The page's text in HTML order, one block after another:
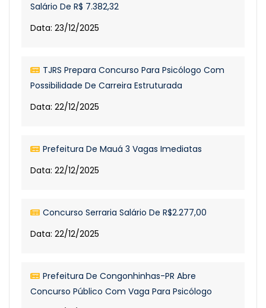
Salário De R$ 7.382,32
Data: 23/12/2025
TJRS Prepara Concurso Para Psicólogo Com
Possibilidade De Carreira Estruturada
Data: 22/12/2025
Prefeitura De Mauá 3 Vagas Imediatas
Data: 22/12/2025
Concurso Serraria Salário De R$2.277,00
Data: 22/12/2025
Prefeitura De Congonhinhas-PR Abre
Concurso Público Com Vaga Para Psicólogo